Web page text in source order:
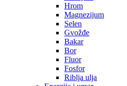
Hrom
Magnezijum
Selen
Gvožđe
Bakar
Bor
Fluor
Fosfor
Riblja ulja